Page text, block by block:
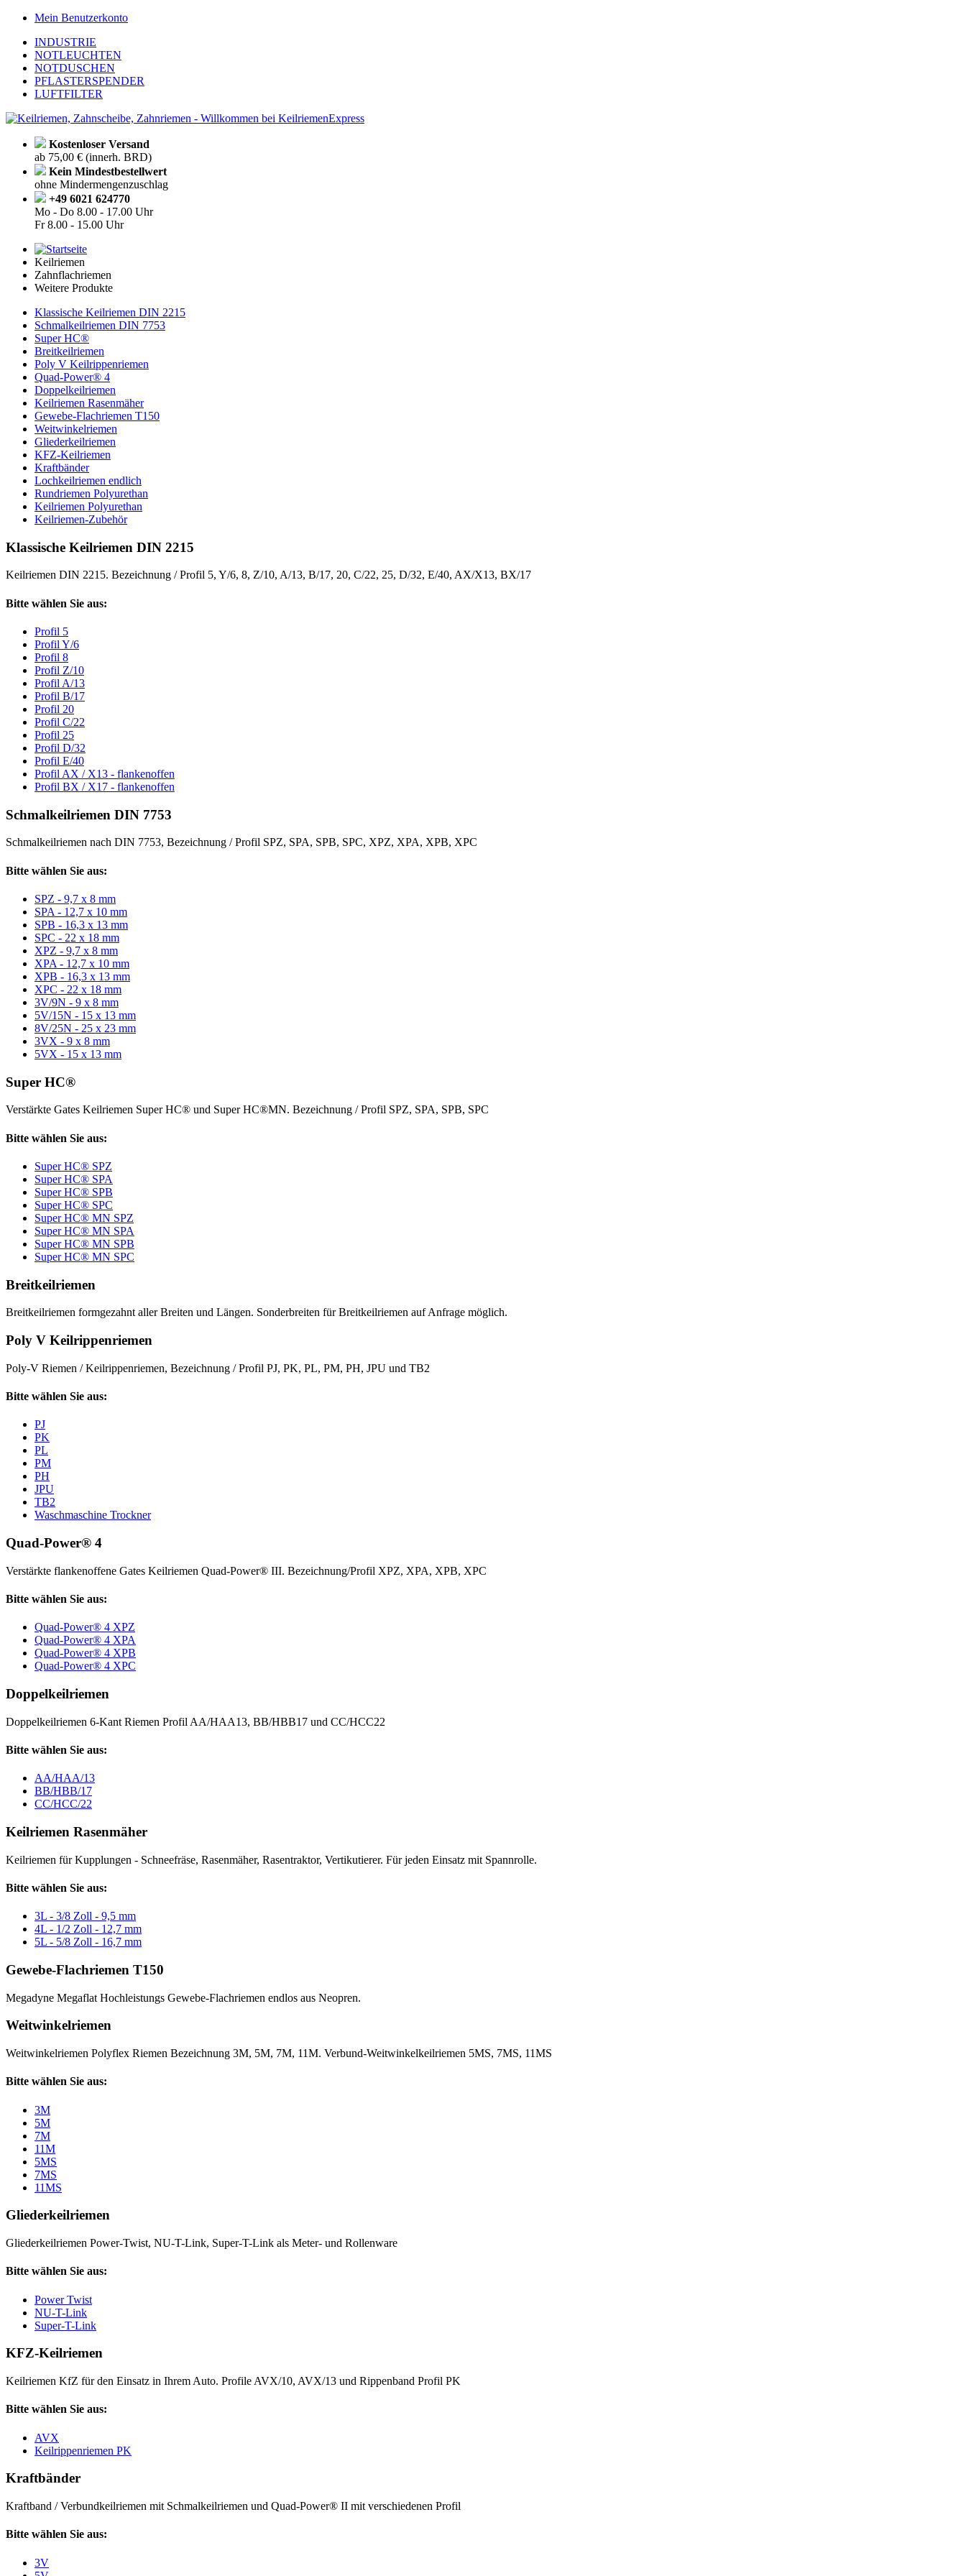
Mein Benutzerkonto
INDUSTRIE
NOTLEUCHTEN
NOTDUSCHEN
PFLASTERSPENDER
LUFTFILTER
Kostenloser Versand
ab 75,00 € (innerh. BRD)
Kein Mindestbestellwert
ohne Mindermengenzuschlag
+49 6021 624770
Mo - Do 8.00 - 17.00 Uhr
Fr8.00 - 15.00 Uhr
Keilriemen
Zahnflachriemen
Weitere Produkte
Klassische Keilriemen DIN 2215
Schmalkeilriemen DIN 7753
Super HC®
Breitkeilriemen
Poly V Keilrippenriemen
Quad-Power® 4
Doppelkeilriemen
Keilriemen Rasenmäher
Gewebe-Flachriemen T150
Weitwinkelriemen
Gliederkeilriemen
KFZ-Keilriemen
Kraftbänder
Lochkeilriemen endlich
Rundriemen Polyurethan
Keilriemen Polyurethan
Keilriemen-Zubehör
Klassische Keilriemen DIN 2215
Keilriemen DIN 2215. Bezeichnung / Profil 5, Y/6, 8, Z/10, A/13, B/17, 20, C/22, 25, D/32, E/40, AX/X13, BX/17
Bitte wählen Sie aus:
Profil 5
Profil Y/6
Profil 8
Profil Z/10
Profil A/13
Profil B/17
Profil 20
Profil C/22
Profil 25
Profil D/32
Profil E/40
Profil AX / X13 - flankenoffen
Profil BX / X17 - flankenoffen
Schmalkeilriemen DIN 7753
Schmalkeilriemen nach DIN 7753, Bezeichnung / Profil SPZ, SPA, SPB, SPC, XPZ, XPA, XPB, XPC
Bitte wählen Sie aus:
SPZ - 9,7 x 8 mm
SPA - 12,7 x 10 mm
SPB - 16,3 x 13 mm
SPC - 22 x 18 mm
XPZ - 9,7 x 8 mm
XPA - 12,7 x 10 mm
XPB - 16,3 x 13 mm
XPC - 22 x 18 mm
3V/9N - 9 x 8 mm
5V/15N - 15 x 13 mm
8V/25N - 25 x 23 mm
3VX - 9 x 8 mm
5VX - 15 x 13 mm
Super HC®
Verstärkte Gates Keilriemen Super HC® und Super HC®MN. Bezeichnung / Profil SPZ, SPA, SPB, SPC
Bitte wählen Sie aus:
Super HC® SPZ
Super HC® SPA
Super HC® SPB
Super HC® SPC
Super HC® MN SPZ
Super HC® MN SPA
Super HC® MN SPB
Super HC® MN SPC
Breitkeilriemen
Breitkeilriemen formgezahnt aller Breiten und Längen. Sonderbreiten für Breitkeilriemen auf Anfrage möglich.
Poly V Keilrippenriemen
Poly-V Riemen / Keilrippenriemen, Bezeichnung / Profil PJ, PK, PL, PM, PH, JPU und TB2
Bitte wählen Sie aus:
PJ
PK
PL
PM
PH
JPU
TB2
Waschmaschine Trockner
Quad-Power® 4
Verstärkte flankenoffene Gates Keilriemen Quad-Power® III. Bezeichnung/Profil XPZ, XPA, XPB, XPC
Bitte wählen Sie aus:
Quad-Power® 4 XPZ
Quad-Power® 4 XPA
Quad-Power® 4 XPB
Quad-Power® 4 XPC
Doppelkeilriemen
Doppelkeilriemen 6-Kant Riemen Profil AA/HAA13, BB/HBB17 und CC/HCC22
Bitte wählen Sie aus:
AA/HAA/13
BB/HBB/17
CC/HCC/22
Keilriemen Rasenmäher
Keilriemen für Kupplungen - Schneefräse, Rasenmäher, Rasentraktor, Vertikutierer. Für jeden Einsatz mit Spannrolle.
Bitte wählen Sie aus:
3L - 3/8 Zoll - 9,5 mm
4L - 1/2 Zoll - 12,7 mm
5L - 5/8 Zoll - 16,7 mm
Gewebe-Flachriemen T150
Megadyne Megaflat Hochleistungs Gewebe-Flachriemen endlos aus Neopren.
Weitwinkelriemen
Weitwinkelriemen Polyflex Riemen Bezeichnung 3M, 5M, 7M, 11M. Verbund-Weitwinkelkeilriemen 5MS, 7MS, 11MS
Bitte wählen Sie aus:
3M
5M
7M
11M
5MS
7MS
11MS
Gliederkeilriemen
Gliederkeilriemen Power-Twist, NU-T-Link, Super-T-Link als Meter- und Rollenware
Bitte wählen Sie aus:
Power Twist
NU-T-Link
Super-T-Link
KFZ-Keilriemen
Keilriemen KfZ für den Einsatz in Ihrem Auto. Profile AVX/10, AVX/13 und Rippenband Profil PK
Bitte wählen Sie aus:
AVX
Keilrippenriemen PK
Kraftbänder
Kraftband / Verbundkeilriemen mit Schmalkeilriemen und Quad-Power® II mit verschiedenen Profil
Bitte wählen Sie aus:
3V